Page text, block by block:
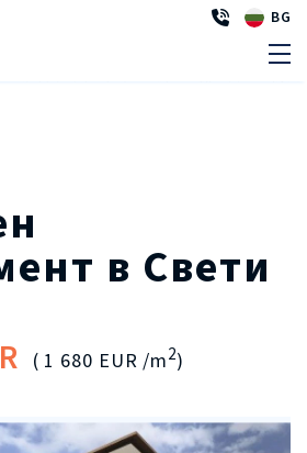
BG
в Свети
( 1 680 EUR /m2)